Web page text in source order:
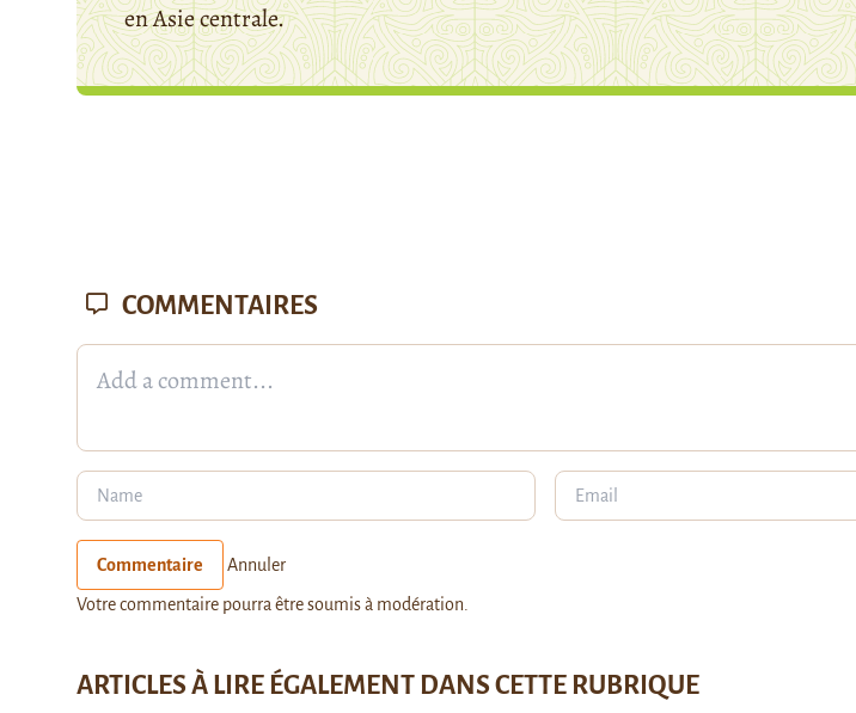
en Asie centrale.
COMMENTAIRES
Commentaire Annuler
Votre commentaire pourra être soumis à modération.
ARTICLES À LIRE ÉGALEMENT DANS CETTE RUBRIQUE